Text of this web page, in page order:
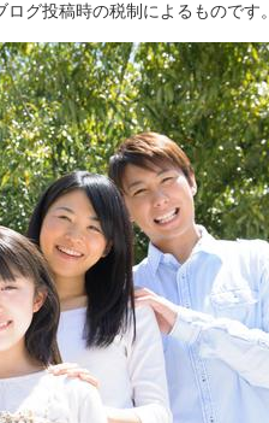
グ投稿時の税制によるものです。